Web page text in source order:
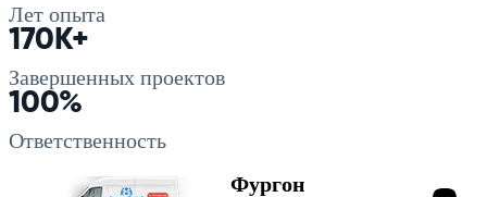
Лет опыта
170K+
Завершенных проектов
100%
Ответственность
Фургон